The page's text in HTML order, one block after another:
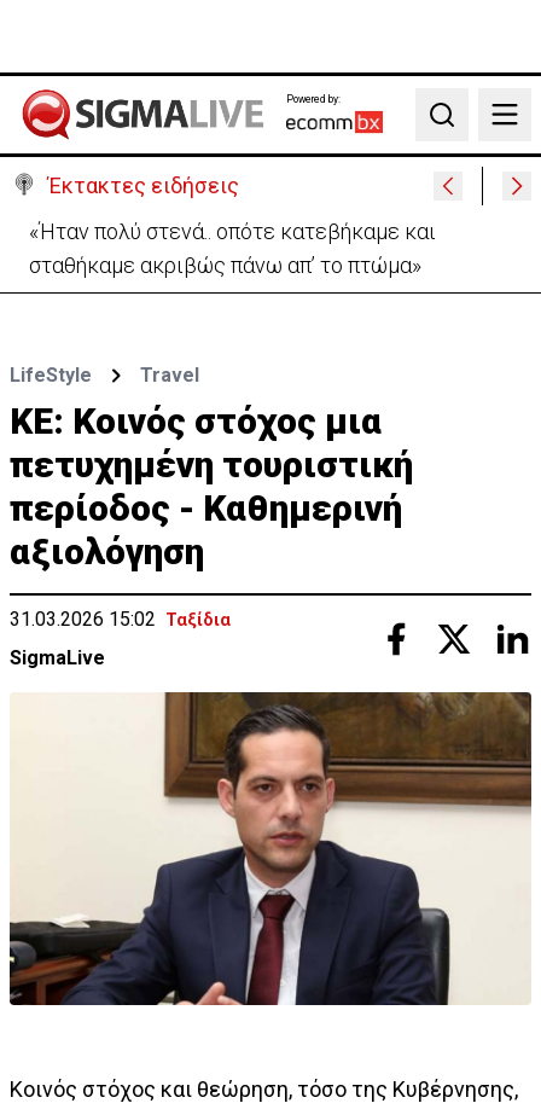
Powered by:
Search
Έκτακτες ειδήσεις
Η Σαουδική Αραβία, η Τουρκία και το Πακιστάν θα
υπογράψουν αμυντική συμφωνία
LifeStyle Travel
ΚΕ: Κοινός στόχος μια
πετυχημένη τουριστική
περίοδος - Καθημερινή
αξιολόγηση
31.03.2026 15:02 Ταξίδια
SigmaLive
Κοινός στόχος και θεώρηση, τόσο της Κυβέρνησης,